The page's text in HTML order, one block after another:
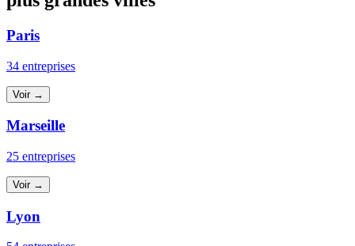
Paris
34 entreprises
Voir →
Marseille
25 entreprises
Voir →
Lyon